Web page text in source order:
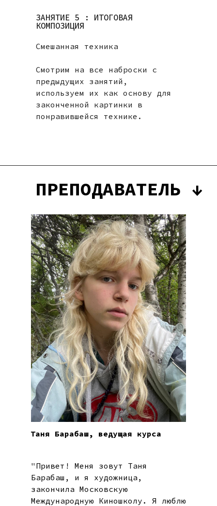
ЗАНЯТИЕ 5 : ИТОГОВАЯ
КОМПОЗИЦИЯ
Смешанная техника
Смотрим на все наброски с
предыдущих занятий,
используем их как основу для
законченной картинки в
понравившейся технике.
ПРЕПОДАВАТЕЛЬ ↓
Таня Барабаш, ведущая курса
"Привет! Меня зовут Таня
Барабаш, и я художница,
закончила Московскую
Международную Киношколу. Я люблю